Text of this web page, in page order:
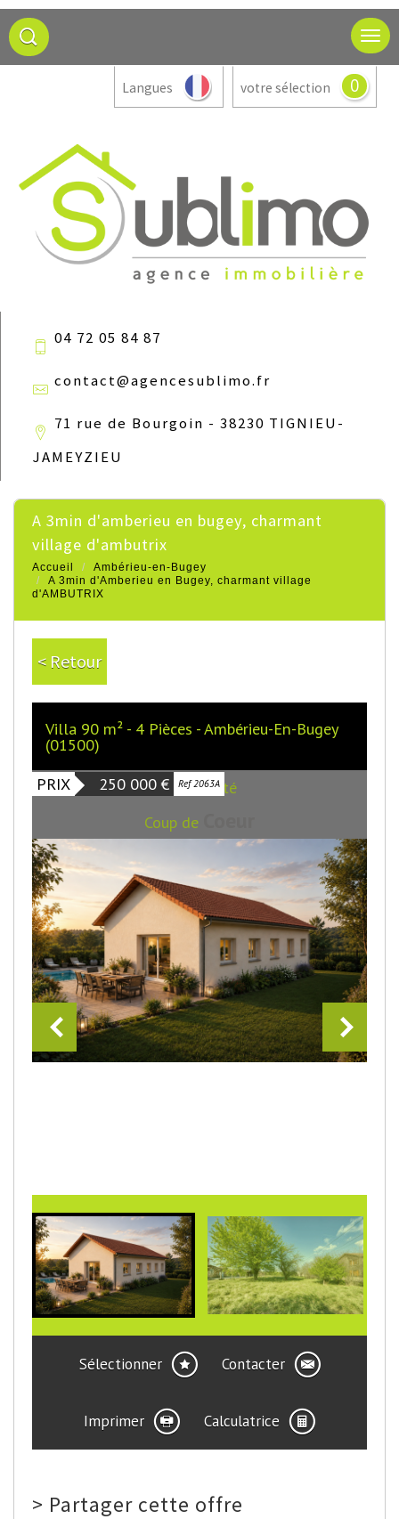
votre sélection 0
Langues
04 72 05 84 87
contact@agencesublimo.fr
71 rue de Bourgoin - 38230 TIGNIEU-
JAMEYZIEU
a 3min d'amberieu en bugey, charmant
village d'ambutrix
Accueil
Ambérieu-en-Bugey
A 3min d'Amberieu en Bugey, charmant village
d'AMBUTRIX
< Retour
Villa 90 m² - 4 Pièces - Ambérieu-En-Bugey
(01500)
PRIX
250 000 € Ref 2063A
Exclusivité
Coup de
Sélectionner Contacter
Imprimer Calculatrice
> Partager cette offre